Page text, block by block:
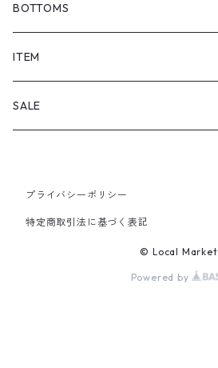
BOTTOMS
SHORTS
PANTS
ITEM
SALE
PANTS
プライバシーポリシー
特定商取引法に基づく表記
© Local Market
Powered by